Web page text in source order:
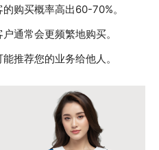
的购买概率高出60-70%。
户通常会更频繁地购买。
推荐您的业务给他人。